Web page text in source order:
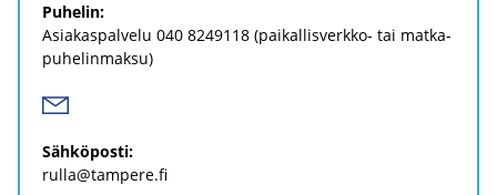
Pu­he­lin:
Asia­kas­pal­ve­lu 040 8249118 (paikallisverkko-​ tai mat­ka­
pu­he­lin­mak­su)
Säh­kö­pos­ti:
rulla@tam­pe­re.fi